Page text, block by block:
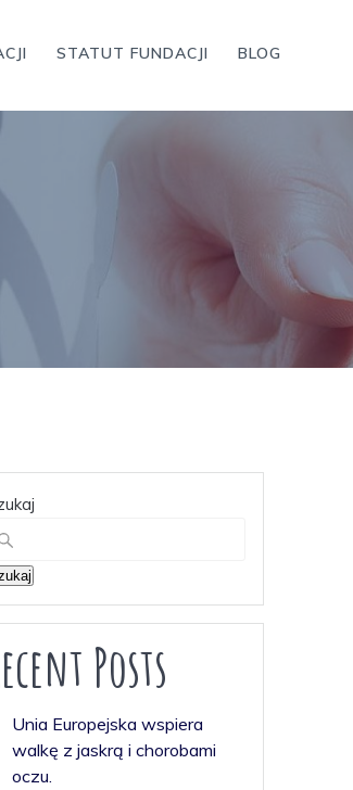
STATUT FUNDACJI BLOG
Posts
Unia Europejska wspiera
walkę z jaskrą i chorobami
oczu.